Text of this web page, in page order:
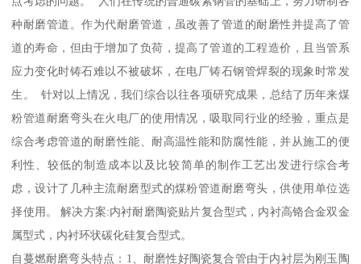
种耐磨管道。作为代耐磨管道，虽改善了管道的耐磨性并提高了管
道的寿命，但由于增加了负荷，提高了管道的工程造价，且当管系
应力变化时铸石难以不被破坏，在电厂铸石钢管焊裂的现象时常发
生。 针对以上情况，我们综合以往各项研究成果，总结了历年来煤
粉管道耐磨弯头在火电厂的使用情况，吸取同行业的经验，重点是
综合考虑管道的耐磨性能、耐高温性能和防腐性能，并从施工的便
利性、较低的制造成本以及比较简单的制作工艺出发进行综合考
虑，设计了几种主流耐磨型式的煤粉管道耐磨弯头，供使用单位选
择使用。 解决方案:内衬耐磨陶瓷贴片复合型式，内衬高铬合金双金
属型式，内衬环状碳化硅复合型式。
自蔓燃耐磨弯头特点：1、耐磨性好陶瓷复合管由于内衬层为刚玉陶